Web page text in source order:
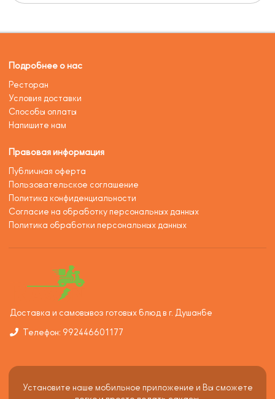
Подробнее о нас
Ресторан
Условия доставки
Способы оплаты
Напишите нам
Правовая информация
Публичная оферта
Пользовательское соглашение
Политика конфиденциальности
Согласие на обработку персональных данных
Политика обработки персональных данных
Доставка и самовывоз готовых блюд в г. Душанбе
Телефон: 992446601177
Установите наше мобильное приложение и Вы сможете